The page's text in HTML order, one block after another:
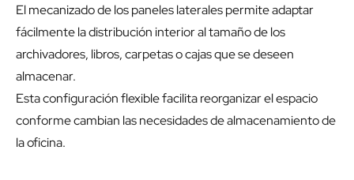
El mecanizado de los paneles laterales permite adaptar
fácilmente la distribución interior al tamaño de los
archivadores, libros, carpetas o cajas que se deseen
almacenar.
Esta configuración flexible facilita reorganizar el espacio
conforme cambian las necesidades de almacenamiento de
la oficina.